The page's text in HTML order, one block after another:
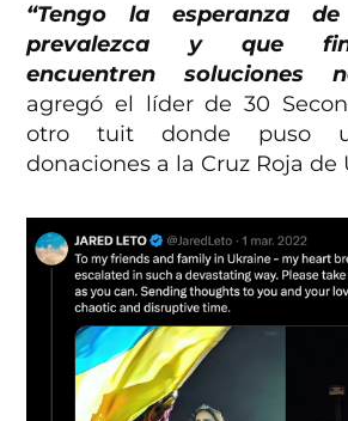
“Tengo la esperanza
prevalezca y que
encuentren soluciones
agregó el líder de 30
otro tuit donde puso
donaciones a la Cruz Roja de